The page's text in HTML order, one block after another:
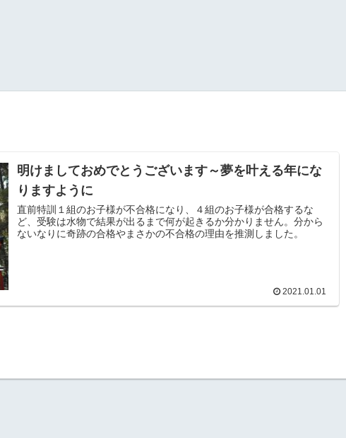
明けましておめでとうございます～夢を叶える年にな
りますように
直前特訓１組のお子様が不合格になり、４組のお子様が合格するな
ど、受験は水物で結果が出るまで何が起きるか分かりません。分から
ないなりに奇跡の合格やまさかの不合格の理由を推測しました。
2021.01.01